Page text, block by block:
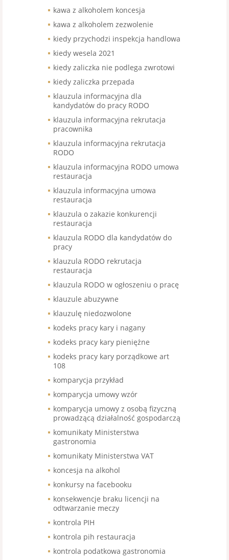
kawa z alkoholem koncesja
kawa z alkoholem zezwolenie
kiedy przychodzi inspekcja handlowa
kiedy wesela 2021
kiedy zaliczka nie podlega zwrotowi
kiedy zaliczka przepada
klauzula informacyjna dla
kandydatów do pracy RODO
klauzula informacyjna rekrutacja
pracownika
klauzula informacyjna rekrutacja
RODO
klauzula informacyjna RODO umowa
restauracja
klauzula informacyjna umowa
restauracja
klauzula o zakazie konkurencji
restauracja
klauzula RODO dla kandydatów do
pracy
klauzula RODO rekrutacja
restauracja
klauzula RODO w ogłoszeniu o pracę
klauzule abuzywne
klauzulę niedozwolone
kodeks pracy kary i nagany
kodeks pracy kary pieniężne
kodeks pracy kary porządkowe art
108
komparycja przykład
komparycja umowy wzór
komparycja umowy z osobą fizyczną
prowadzącą działalność gospodarczą
komunikaty Ministerstwa
gastronomia
komunikaty Ministerstwa VAT
koncesja na alkohol
konkursy na facebooku
konsekwencje braku licencji na
odtwarzanie meczy
kontrola PIH
kontrola pih restauracja
kontrola podatkowa gastronomia